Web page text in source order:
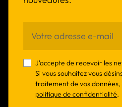
J'accepte de recevoir les
Si vous souhaitez vous
traitement de vos
politique de confidentialité.